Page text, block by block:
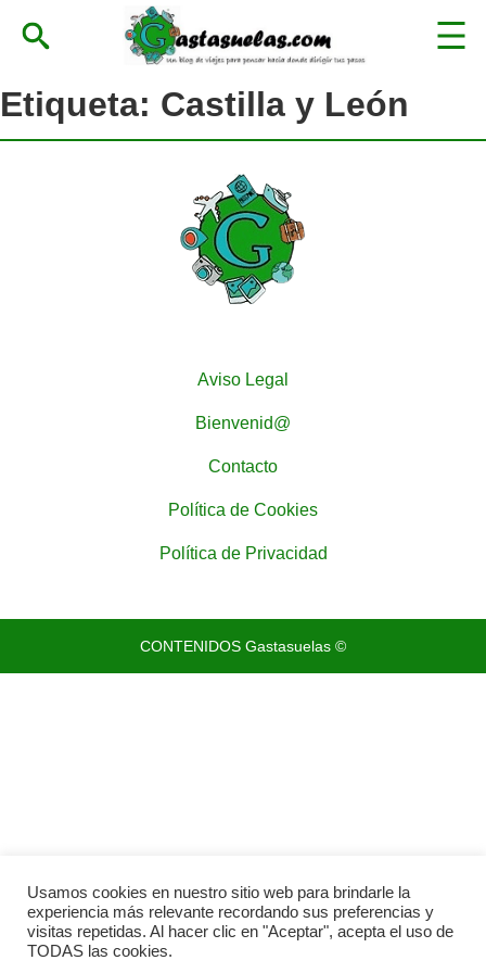
Etiqueta: Castilla y León
Aviso Legal
Bienvenid@
Contacto
Política de Cookies
Política de Privacidad
CONTENIDOS Gastasuelas ©
Usamos cookies en nuestro sitio web para brindarle la
experiencia más relevante recordando sus preferencias y
visitas repetidas. Al hacer clic en "Aceptar", acepta el uso de
TODAS las cookies.